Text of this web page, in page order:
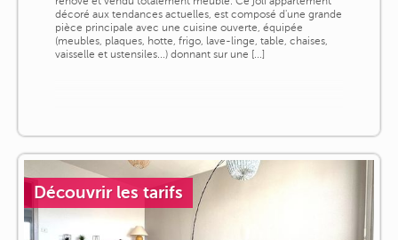
décoré aux tendances actuelles, est composé d'une grande
pièce principale avec une cuisine ouverte, équipée
(meubles, plaques, hotte, frigo, lave-linge, table, chaises,
vaisselle et ustensiles...) donnant sur une [...]
Découvrir les tarifs